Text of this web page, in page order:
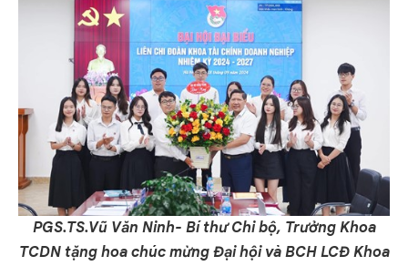
PGS.TS.Vũ Văn Ninh- Bí thư Chi bộ, Trưởng Khoa
TCDN tặng hoa chúc mừng Đại hội và BCH LCĐ Khoa